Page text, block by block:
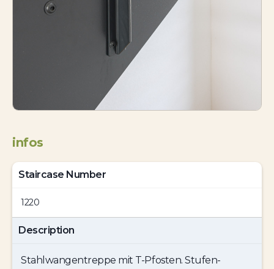
infos
Staircase Number
1220
Description
Stahlwangentreppe mit T-Pfosten. Stufen-